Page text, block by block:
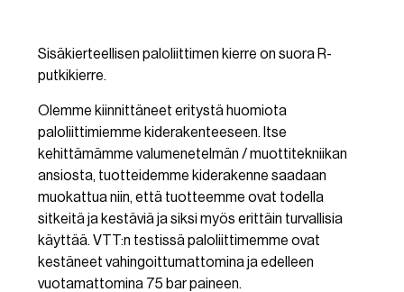
Sisäkierteellisen paloliittimen kierre on suora R-
putkikierre.
Olemme kiinnittäneet eritystä huomiota
paloliittimiemme kiderakenteeseen. Itse
kehittämämme valumenetelmän / muottitekniikan
ansiosta, tuotteidemme kiderakenne saadaan
muokattua niin, että tuotteemme ovat todella
sitkeitä ja kestäviä ja siksi myös erittäin turvallisia
käyttää. VTT:n testissä paloliittimemme ovat
kestäneet vahingoittumattomina ja edelleen
vuotamattomina 75 bar paineen.